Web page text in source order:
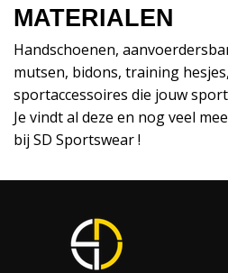
MATERIALEN
Handschoenen,
mutsen, bidons, training
sportaccessoires die jouw
Je vindt al deze en nog veel
bij SD Sportswear !